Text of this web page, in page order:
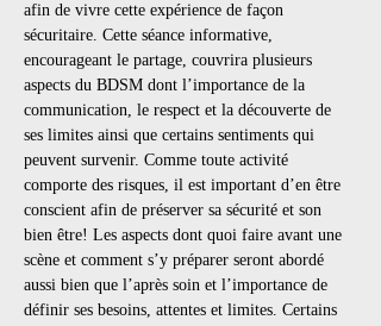
afin de vivre cette expérience de façon
sécuritaire. Cette séance informative,
encourageant le partage, couvrira plusieurs
aspects du BDSM dont l’importance de la
communication, le respect et la découverte de
ses limites ainsi que certains sentiments qui
peuvent survenir. Comme toute activité
comporte des risques, il est important d’en être
conscient afin de préserver sa sécurité et son
bien être! Les aspects dont quoi faire avant une
scène et comment s’y préparer seront abordé
aussi bien que l’après soin et l’importance de
définir ses besoins, attentes et limites. Certains